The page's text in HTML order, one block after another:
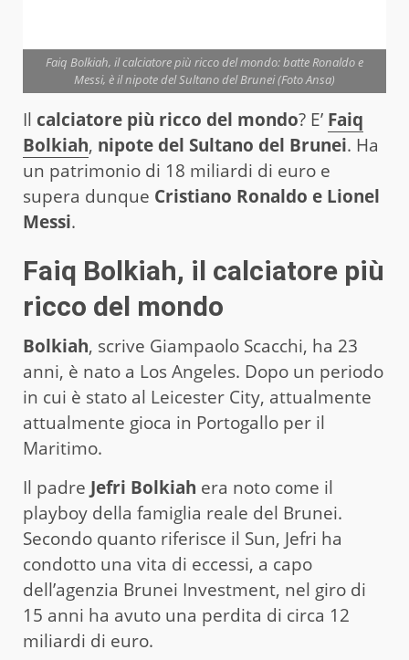
Faiq Bolkiah, il calciatore più ricco del mondo: batte Ronaldo e
Messi, è il nipote del Sultano del Brunei (Foto Ansa)
Il calciatore più ricco del mondo? E’ Faiq
Bolkiah, nipote del Sultano del Brunei. Ha
un patrimonio di 18 miliardi di euro e
supera dunque Cristiano Ronaldo e Lionel
Messi.
Faiq Bolkiah, il calciatore più
ricco del mondo
Bolkiah, scrive Giampaolo Scacchi, ha 23
anni, è nato a Los Angeles. Dopo un periodo
in cui è stato al Leicester City, attualmente
attualmente gioca in Portogallo per il
Maritimo.
Il padre Jefri Bolkiah era noto come il
playboy della famiglia reale del Brunei.
Secondo quanto riferisce il Sun, Jefri ha
condotto una vita di eccessi, a capo
dell’agenzia Brunei Investment, nel giro di
15 anni ha avuto una perdita di circa 12
miliardi di euro.